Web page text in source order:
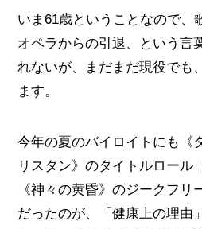
いま61歳ということなので、
オペラからの引退、という言
れないが、まだまだ現役でも
ます。
今年の夏のバイロイトにも《
リスタン》のタイトルロール
《神々の黄昏》のジークフリ
だったのが、「健康上の理由